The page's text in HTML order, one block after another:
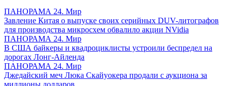
ПАНОРАМА 24. Мир
Завление Китая о выпуске своих серийных DUV-литографов
для производства микросхем обвалило акции NVidia
ПАНОРАМА 24. Мир
В США байкеры и квадроциклисты устроили беспредел на
дорогах Лонг-Айленда
ПАНОРАМА 24. Мир
Джедайский меч Люка Скайуокера продали с аукциона за
миллионы долларов